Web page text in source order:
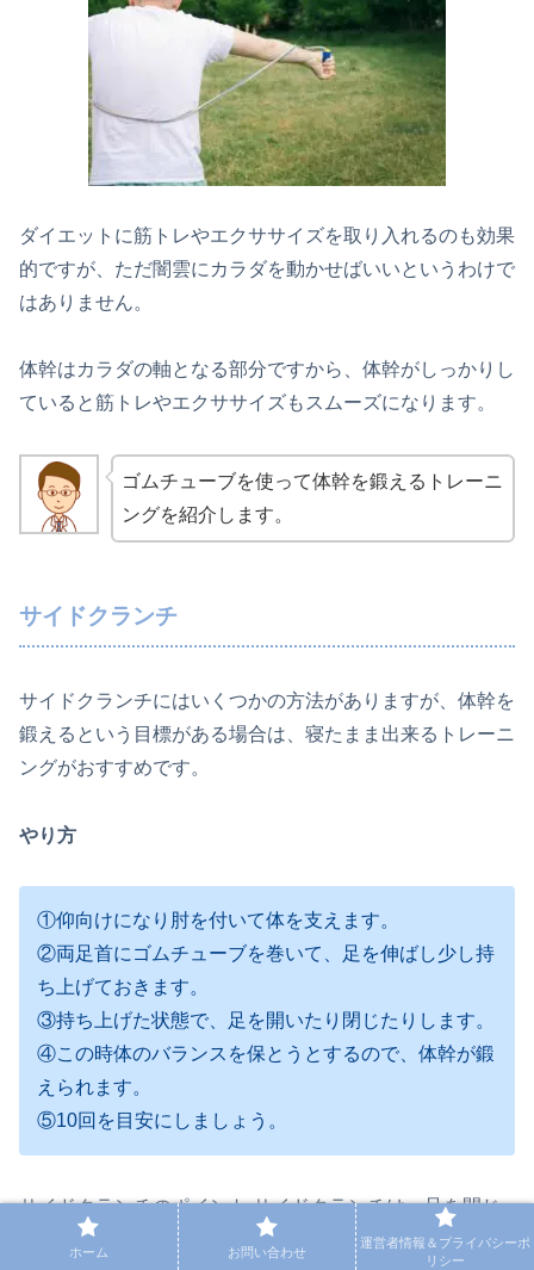
ダイエットに筋トレやエクササイズを取り入れるのも効果
的ですが、ただ闇雲にカラダを動かせばいいというわけで
はありません。
体幹はカラダの軸となる部分ですから、体幹がしっかりし
ていると筋トレやエクササイズもスムーズになります。
ゴムチューブを使って体幹を鍛えるトレーニ
ングを紹介します。
サイドクランチ
サイドクランチにはいくつかの方法がありますが、体幹を
鍛えるという目標がある場合は、寝たまま出来るトレーニ
ングがおすすめです。
やり方
①仰向けになり肘を付いて体を支えます。
②両足首にゴムチューブを巻いて、足を伸ばし少し持
ち上げておきます。
③持ち上げた状態で、足を開いたり閉じたりします。
④この時体のバランスを保とうとするので、体幹が鍛
えられます。
⑤10回を目安にしましょう。
サイドクランチのポイント サイドクランチは、足を閉じ
たり開いたりする以外にも、上下に移動させたり自転車を
ホーム お問い合わせ
運営者情報＆プライバシーポ
リシー